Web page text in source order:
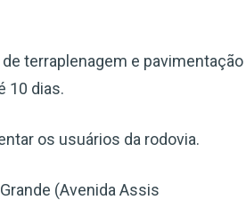
terraplenagem e pavimentação
10 dias.
os usuários da rodovia.
(Avenida Assis